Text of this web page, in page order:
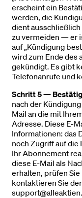
erscheint ein
werden, die
dient
zu vermeiden — er
auf „Kündigung
wird zum Ende des
gekündigt. Es gibt
Telefonanrufe und
Schritt 5 —
nach der
Mail an die mit
Adresse. Diese E-
Informationen: das
noch Zugriff auf die
Ihr Abonnement
diese E-Mail als
erhalten, prüfen
kontaktieren Sie